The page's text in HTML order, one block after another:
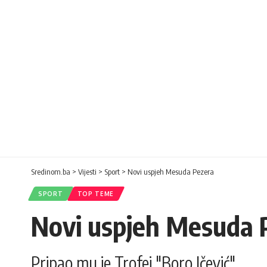
Sredinom.ba > Vijesti > Sport > Novi uspjeh Mesuda Pezera
SPORT TOP TEME
Novi uspjeh Mesuda
Pripao mu je Trofej "Boro Ičević"